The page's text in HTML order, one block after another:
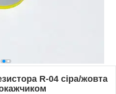
R-04 сіра/жовта